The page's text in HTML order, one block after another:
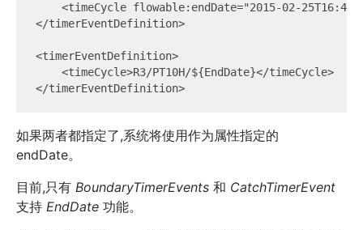
<timeCycle flowable:endDate="2015-02-
</timerEventDefinition>
<timerEventDefinition>
    <timeCycle>R3/PT10H/${EndDate}</timeCycle>
如果两者都指定了,系统将使用作为属性指定的
endDate。
目前,只有 BoundaryTimerEvents 和 CatchTimerEvent
支持 EndDate 功能。